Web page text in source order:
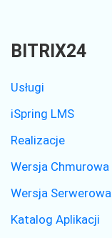
BITRIX24
Usługi
iSpring LMS
Realizacje
Wersja Chmurowa
Wersja Serwerowa
Katalog Aplikacji